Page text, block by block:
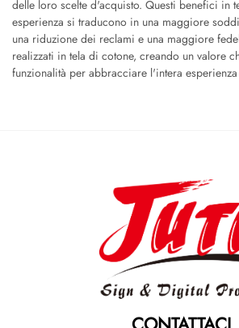
delle loro scelte d'acquisto. Questi benefici in
esperienza si traducono in una maggiore
una riduzione dei reclami e una maggiore
realizzati in tela di cotone, creando un valore
funzionalità per abbracciare l'intera